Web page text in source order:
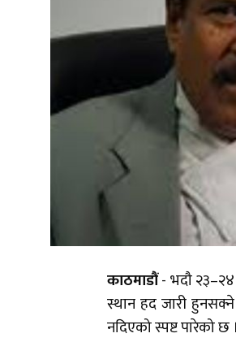
काठमाडौं- भदौ २३–२४
स्थान हद जारी
नदिएको स्पष्ट पारेको छ ।